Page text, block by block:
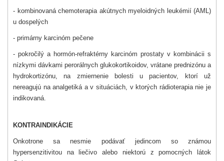
- kombinovaná chemoterapia akútnych myeloidných leukémií (AML)
u dospelých
- primárny karcinóm pečene
- pokročilý a hormón-refraktérny karcinóm prostaty v kombinácii s
nízkymi dávkami perorálnych glukokortikoidov, vrátane prednizónu a
hydrokortizónu, na zmiernenie bolesti u pacientov, ktorí už
nereagujú na analgetiká a v situáciách, v ktorých rádioterapia nie je
indikovaná.
KONTRAINDIKÁCIE
Onkotrone sa nesmie podávať jedincom so známou
hypersenzitivitou na liečivo alebo niektorú z pomocných látok